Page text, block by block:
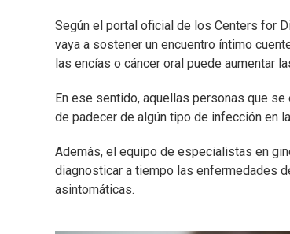
Según el portal oficial de los Centers for
vaya a sostener un encuentro íntimo
las encías o cáncer oral puede aumentar
En ese sentido, aquellas personas que se
de padecer de algún tipo de infección en
Además, el equipo de especialistas en
diagnosticar a tiempo las enfermedades
asintomáticas.